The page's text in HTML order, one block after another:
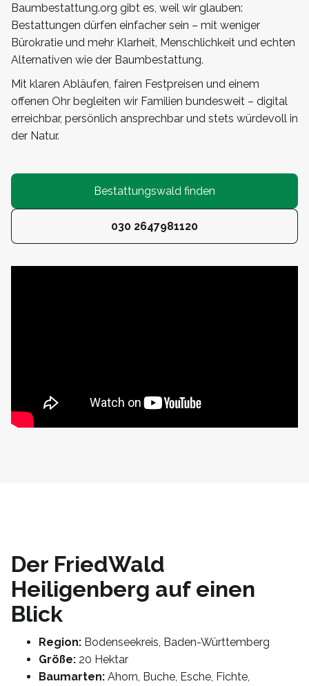
Baumbestattung.org gibt es, weil wir glauben:
Bestattungen dürfen einfacher sein – mit weniger
Bürokratie und mehr Klarheit, Menschlichkeit und echten
Alternativen wie der Baumbestattung.
Mit klaren Abläufen, fairen Festpreisen und einem
offenen Ohr begleiten wir Familien bundesweit – digital
erreichbar, persönlich ansprechbar und stets würdevoll in
der Natur.
Bestattungswald finden
030 2647981120
Der FriedWald
Heiligenberg auf einen
Blick
Region: Bodenseekreis, Baden-Württemberg
Größe: 20 Hektar
Baumarten: Ahorn, Buche, Esche, Fichte,